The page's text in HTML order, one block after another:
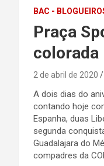
BAC -
Praça
colorada
2 de abril de 2020
A dois dias do
contando hoje
Espanha, duas
segunda
Guadalajara do
compadres da